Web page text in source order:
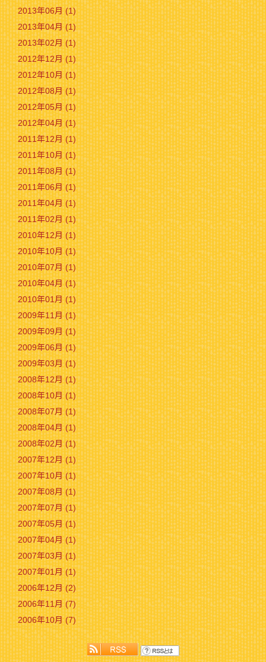
2013年06月 (1)
2013年04月 (1)
2013年02月 (1)
2012年12月 (1)
2012年10月 (1)
2012年08月 (1)
2012年05月 (1)
2012年04月 (1)
2011年12月 (1)
2011年10月 (1)
2011年08月 (1)
2011年06月 (1)
2011年04月 (1)
2011年02月 (1)
2010年12月 (1)
2010年10月 (1)
2010年07月 (1)
2010年04月 (1)
2010年01月 (1)
2009年11月 (1)
2009年09月 (1)
2009年06月 (1)
2009年03月 (1)
2008年12月 (1)
2008年10月 (1)
2008年07月 (1)
2008年04月 (1)
2008年02月 (1)
2007年12月 (1)
2007年10月 (1)
2007年08月 (1)
2007年07月 (1)
2007年05月 (1)
2007年04月 (1)
2007年03月 (1)
2007年01月 (1)
2006年12月 (2)
2006年11月 (7)
2006年10月 (7)